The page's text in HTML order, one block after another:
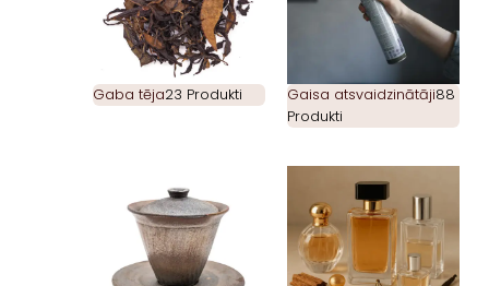
Gaba tēja23 Produkti Gaisa atsvaidzinātāji88
Produkti